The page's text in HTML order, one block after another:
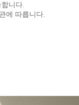
니다.
에 따릅니다.